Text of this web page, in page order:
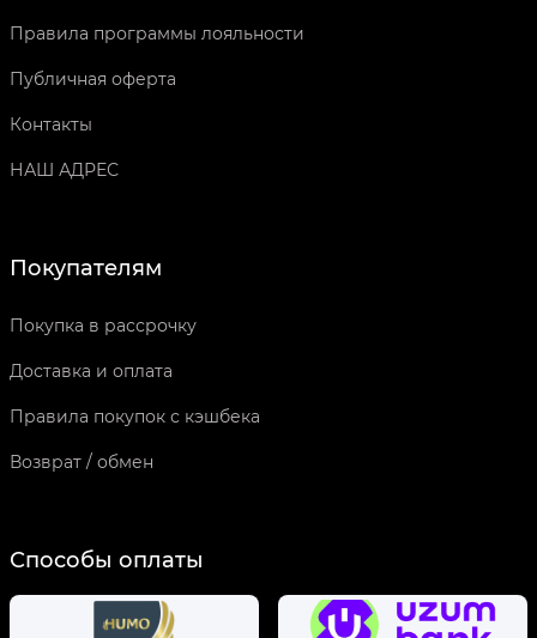
Правила программы лояльности
Публичная оферта
Контакты
НАШ АДРЕС
Покупателям
Покупка в рассрочку
Доставка и оплата
Правила покупок с кэшбека
Возврат / обмен
Способы оплаты